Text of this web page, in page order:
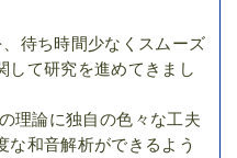
待ち時間少なくスムーズ
して研究を進めてきまし
理論に独自の色々な工夫
な和音解析ができるよう